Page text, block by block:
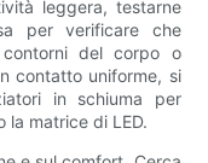
leggera, testarne
per verificare che
del corpo o
contatto uniforme, si
in schiuma per
la matrice di LED.